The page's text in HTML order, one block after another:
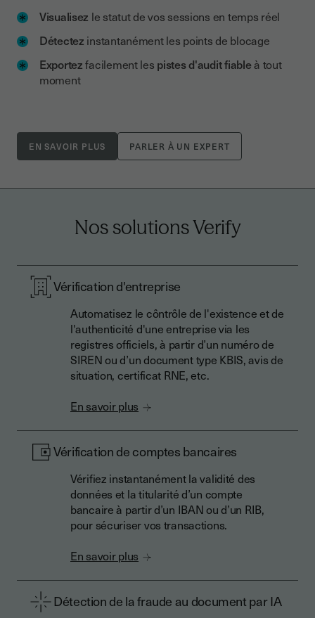
Visualisez le statut de vos sessions en temps réel
Détectez instantanément les points de blocage
Exportezfacilement les pistes d'audit fiableà tout
moment
EN SAVOIR PLUS PARLER À UN EXPERT
Nos solutions Verify
Vérification d'entreprise
Automatisez le côntrôle de l'existence et de
l'authenticité d'une entreprise via les
registres officiels, à partir d’un numéro de
SIREN ou d’un document type KBIS, avis de
situation, certificat RNE, etc.
En savoir plus
Vérification de comptes bancaires
Vérifiez instantanément la validité des
données et la titularité d’un compte
bancaire à partir d’un IBAN ou d’un RIB,
pour sécuriser vos transactions.
En savoir plus
Détection de la fraude au document par IA